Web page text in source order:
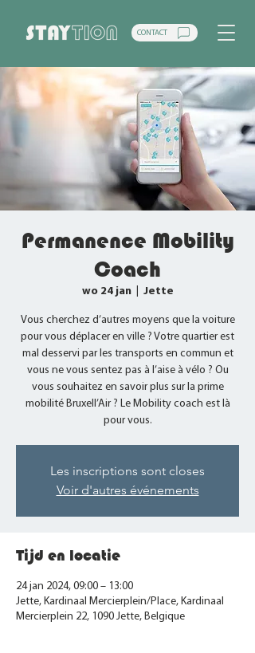
CONTACT
Permanence Mobility
Coach
wo 24 jan
  |
Jette
Vous cherchez d’autres moyens que la voiture
pour vous déplacer en ville ? Votre quartier est
mal desservi par les transports en commun et
vous ne vous sentez pas à l’aise à vélo ? Ou
vous souhaitez en savoir plus sur la prime
mobilité Bruxell’Air ? Le Mobility coach est là
pour vous.
Les inscriptions sont closes
Voir d'autres événements
Tijd en locatie
24 jan 2024, 09:00 – 13:00
Jette, Kardinaal Mercierplein/Place, Kardinaal
Mercierplein 22, 1090 Jette, Belgique